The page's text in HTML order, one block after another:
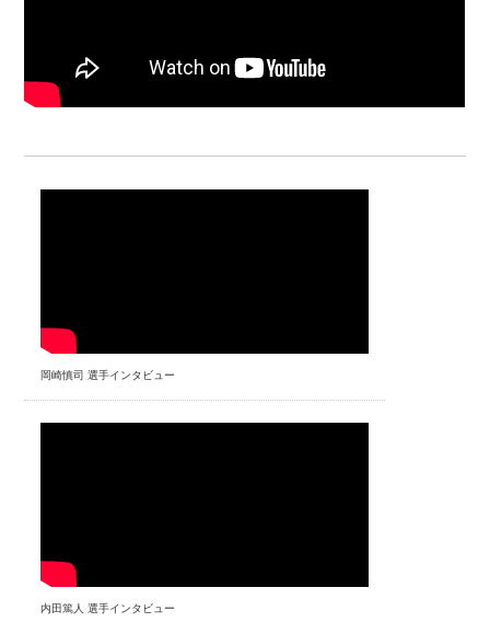
岡崎慎司 選手インタビュー
内田篤人 選手インタビュー